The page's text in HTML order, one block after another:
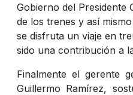
Gobierno del Presidente
de los trenes y así
se disfruta un viaje en
sido una contribución a
Finalmente el gerente
Guillermo Ramírez,